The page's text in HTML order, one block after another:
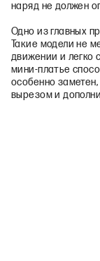
наряд не должен
Одно из главных
Такие модели не
движении и легко
мини-платье
особенно
вырезом и